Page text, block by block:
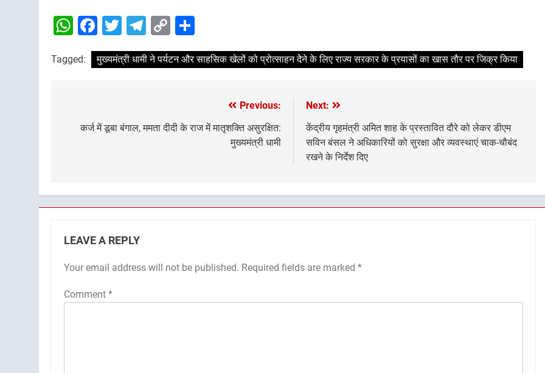
WhatsApp
Facebook
Twitter
Telegram
Copy
Tagged: मुख्यमंत्री धामी ने पर्यटन और साहसिक खेलों को प्रोत्साहन देेने के लिए राज्य सरकार के प्रयासों का खास तौर पर जिक्र किया
navigation
Previous:
कर्ज में डूबा बंगाल, ममता दीदी के राज में मातृशक्ति असुरक्षित:
मुख्यमंत्री धामी
Next:
केंद्रीय गृहमंत्री अमित शाह के प्रस्तावित दौरे को लेकर डीएम
सविन बंसल ने अधिकारियों को सुरक्षा और व्यवस्थाएं चाक-चौबंद
रखने के निर्देश दिए
LEAVE A REPLY
Your email address will not be published. Required fields are marked *
Comment *